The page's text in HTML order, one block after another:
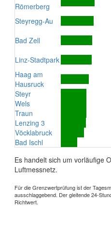
Römerberg
Steyregg-Au
Bad Zell
Linz-Stadtpark
Haag am
Hausruck
Steyr
Wels
Traun
Lenzing 3
Vöcklabruck
Bad Ischl
Es handelt sich um vorläufige
Luftmessnetz.
Für die Grenzwertprüfung ist der
ausschlaggebend. Der gleitende 24-
Richtwert.